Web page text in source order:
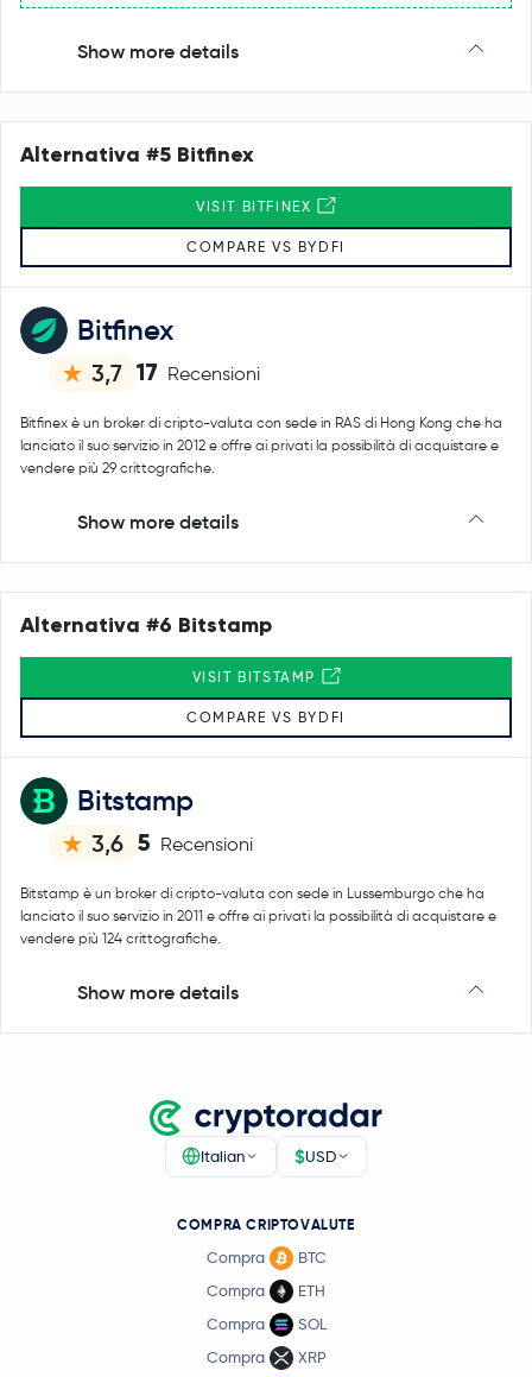
Show more details
Bitfinex
3,7 17 Recensioni
Bitfinex è un broker di cripto-valuta con sede in RAS di Hong Kong che ha
lanciato il suo servizio in 2012 e offre ai privati la possibilità di acquistare e
vendere più 29 crittografiche.
Show more details
Alternativa #5 Bitfinex
VISIT BITFINEX
COMPARE VS BYDFI
Bitstamp
3,6 5 Recensioni
Bitstamp è un broker di cripto-valuta con sede in Lussemburgo che ha
lanciato il suo servizio in 2011 e offre ai privati la possibilità di acquistare e
vendere più 124 crittografiche.
Show more details
Alternativa #6 Bitstamp
VISIT BITSTAMP
COMPARE VS BYDFI
Italian $USD
COMPRA CRIPTOVALUTE
Compra
BTC
Compra
ETH
Compra
SOL
Compra
XRP